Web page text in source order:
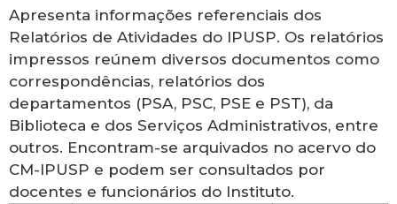
Apresenta informações referenciais dos
Relatórios de Atividades do IPUSP. Os relatórios
impressos reúnem diversos documentos como
correspondências, relatórios dos
departamentos (PSA, PSC, PSE e PST), da
Biblioteca e dos Serviços Administrativos, entre
outros. Encontram-se arquivados no acervo do
CM-IPUSP e podem ser consultados por
docentes e funcionários do Instituto.